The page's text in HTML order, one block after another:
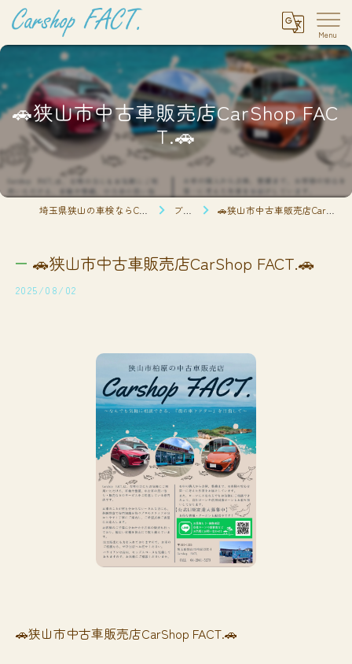
🚗狭山市中古車販売店CarShop FAC
T.🚗
ブログ 🚗狭山市中古車販売店CarShop FACT.🚗
🚗狭山市中古車販売店CarShop FACT.🚗
2025/08/02
🚗狭山市中古車販売店CarShop FACT.🚗